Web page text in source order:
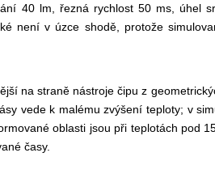
40 lm, řezná rychlost 50 ms, úhel
není v úzce shodě, protože
na straně nástroje čipu z
vede k malému zvýšení teploty; v
oblasti jsou při teplotách pod
časy.